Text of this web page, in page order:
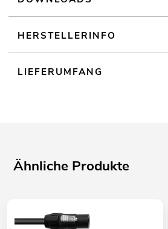
HERSTELLERINFO
LIEFERUMFANG
Ähnliche Produkte